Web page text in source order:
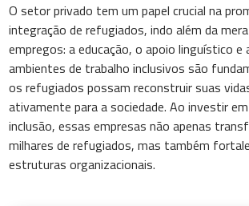
O setor privado tem um papel crucial na
integração de refugiados, indo além da
empregos: a educação, o apoio linguístico e
ambientes de trabalho inclusivos são
os refugiados possam reconstruir suas
ativamente para a sociedade. Ao investir
inclusão, essas empresas não apenas
milhares de refugiados, mas também
estruturas organizacionais.